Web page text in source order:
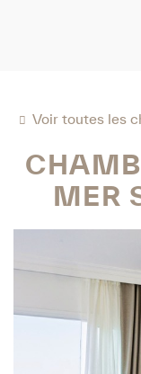
Voir toutes les
MER